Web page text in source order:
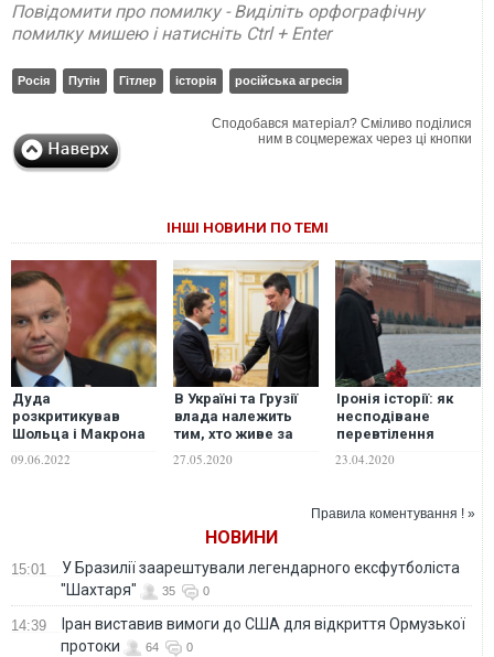
Повідомити про помилку - Виділіть орфографічну
помилку мишею і натисніть Ctrl + Enter
Росія Путін Гітлер історія російська агресія
Сподобався матеріал? Сміливо поділися
ним в соцмережах через ці кнопки
ІНШІ НОВИНИ ПО ТЕМІ
Дуда
розкритикував
Шольца і Макрона
"Хіба так говорили з
09.06.2022
В Україні та Грузії
влада належить
тим, хто живе за
дратувати Путіна" –
27.05.2020
Іронія історії: як
несподіване
перевтілення
божка допомагає
23.04.2020
Правила коментування ! »
НОВИНИ
15:01
У Бразилії заарештували легендарного ексфутболіста
"Шахтаря"
35 0
14:39
Іран виставив вимоги до США для відкриття Ормузької
протоки
64 0